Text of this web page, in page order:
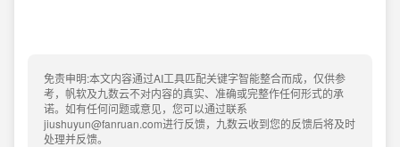
免责申明:本文内容通过AI工具匹配关键字智能整合而成，仅供参
考，帆软及九数云不对内容的真实、准确或完整作任何形式的承
诺。如有任何问题或意见，您可以通过联系
jiushuyun@fanruan.com进行反馈，九数云收到您的反馈后将及时
处理并反馈。